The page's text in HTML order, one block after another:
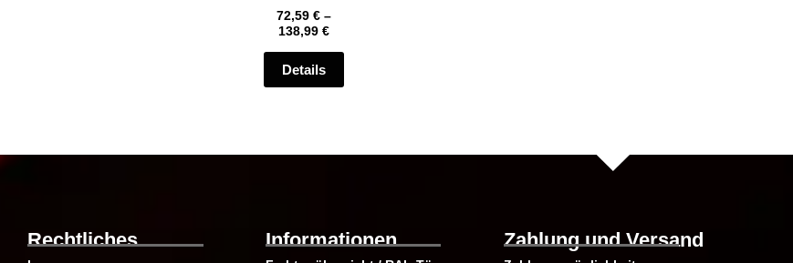
72,59€ –
138,99€
Details
Rechtliches Informationen Zahlung und Versand